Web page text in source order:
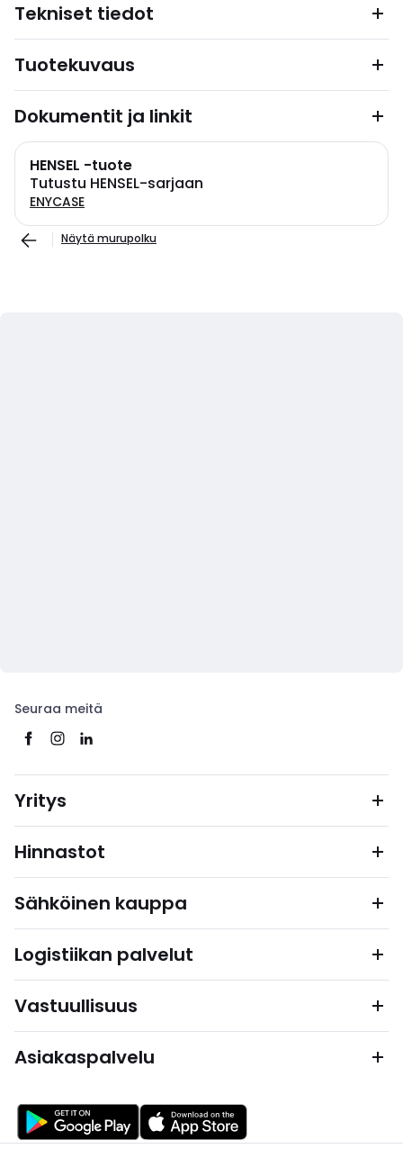
Tekniset tiedot
Tuotekuvaus
Dokumentit ja linkit
HENSEL -tuote
Tutustu HENSEL-sarjaan
ENYCASE
Näytä murupolku
Seuraa meitä
Yritys
Hinnastot
Sähköinen kauppa
Logistiikan palvelut
Vastuullisuus
Asiakaspalvelu